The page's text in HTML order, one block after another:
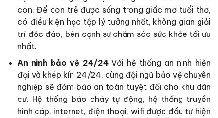
con. Để con trẻ được sống trong giấc mơ tuổi thơ,
có điều kiện học tập lý tưởng nhất, không gian giải
trí độc đáo, bên cạnh sự chăm sóc sức khỏe tối ưu
nhất.
An ninh bảo vệ 24/24Với hệ thống an ninh hiện
đại và khép kín 24/24, cùng đội ngũ bảo vệ chuyên
nghiệp sẽ đảm bảo an toàn tuyệt đối cho khu dân
cư. Hệ thống báo cháy tự động, hệ thống truyền
hình cáp, internet, điện thoại, wifi được đầu tư hiện